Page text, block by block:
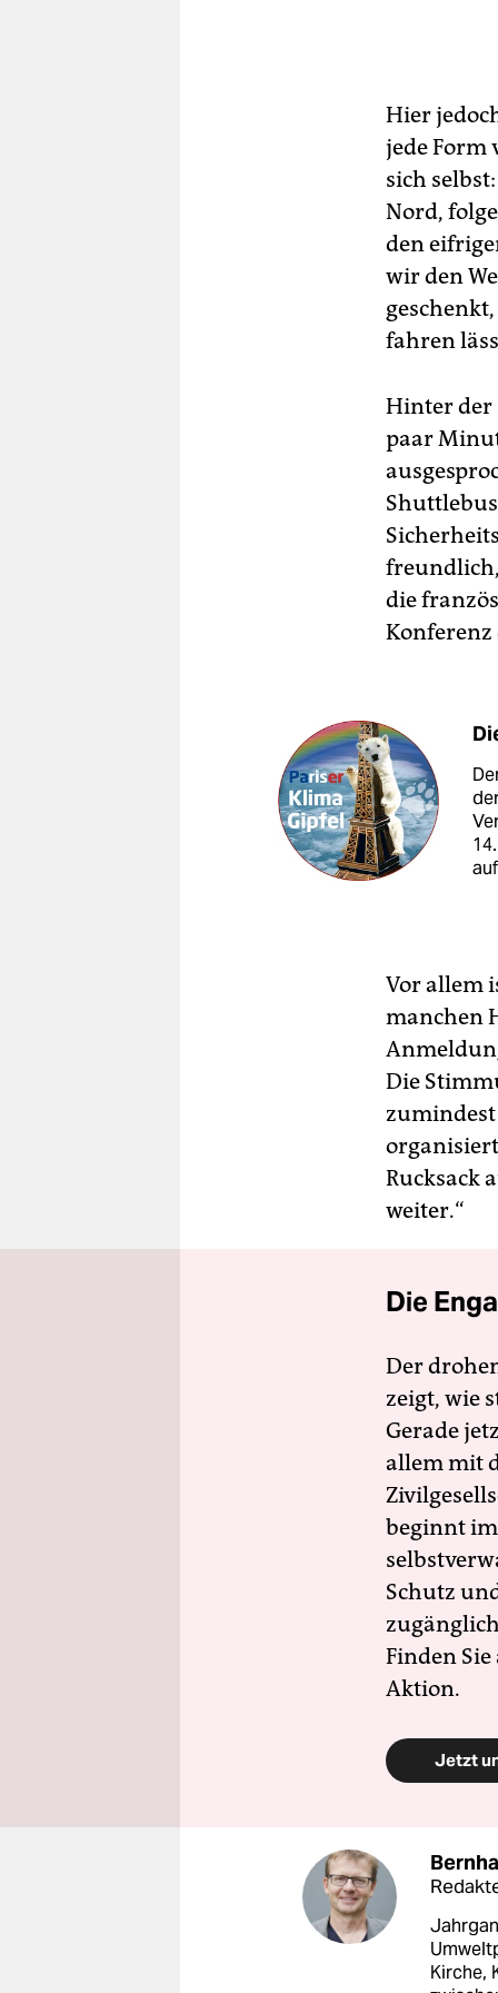
Hier
jede Form
sich
Nord,
den
wir den
fahren
Hinter der
paar
die
Konferenz
Vor allem
manchen
Die
zumindest
organisiert
Rucksack
weiter.“
Die
Der
zeigt, wie
Gerade
allem mit
beginnt
Schutz
Finden
Aktion.
Jetzt
Kirche,